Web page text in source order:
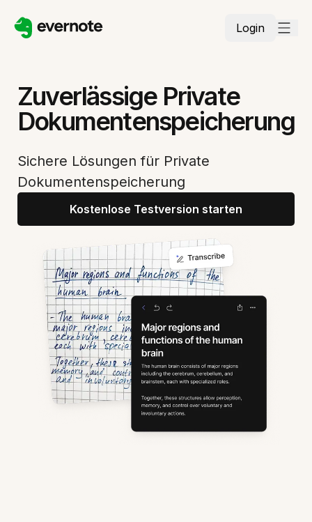
Login
Zuverlässige Private
Dokumentenspeicherung
Sichere Lösungen für Private
Dokumentenspeicherung
Kostenlose Testversion starten